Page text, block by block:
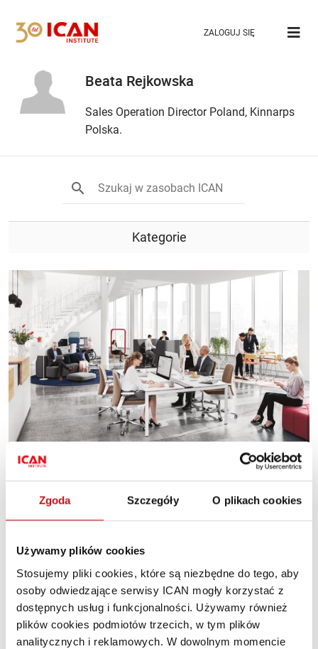
Zgoda Szczegóły O plikach cookies
Używamy plików cookies
Stosujemy pliki cookies, które są niezbędne do tego, aby
osoby odwiedzające serwisy ICAN mogły korzystać z
dostępnych usług i funkcjonalności. Używamy również
plików cookies podmiotów trzecich, w tym plików
analitycznych i reklamowych. W dowolnym momencie
ZALOGUJ SIĘ
Beata Rejkowska
Sales Operation Director Poland, Kinnarps
Polska.
Kategorie
Otwórz się na elastyczność
Beata Rejkowska
Cyfrowa rewolucja całkowicie odmieniła biuro,